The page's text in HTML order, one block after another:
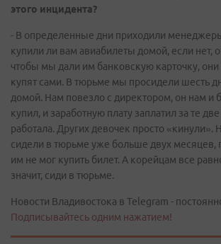
этого инцидента?
- В определенные дни приходили
купили ли вам авиабилеты домой, если нет,
чтобы мы дали им банковскую карточку, они
купят сами. В тюрьме мы просидели шесть
домой. Нам повезло с директором, он нам и
купил, и заработную плату заплатил за те
работала. Других девочек просто «кинули».
сидели в тюрьме уже больше двух месяцев,
им не мог купить билет. А корейцам все
значит, сиди в тюрьме.
Новости Владивостока в Telegram -
Подписывайтесь одним нажатием!